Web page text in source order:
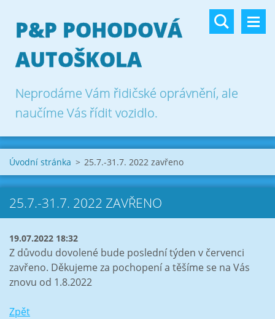
P&P POHODOVÁ
AUTOŠKOLA
Neprodáme Vám řidičské oprávnění, ale
naučíme Vás řídit vozidlo.
Úvodní stránka > 25.7.-31.7. 2022 zavřeno
25.7.-31.7. 2022 ZAVŘENO
19.07.2022 18:32
Z důvodu dovolené bude poslední týden v červenci
zavřeno. Děkujeme za pochopení a těšíme se na Vás
znovu od 1.8.2022
Zpět